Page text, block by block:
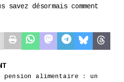
désormais comment
alimentaire : un